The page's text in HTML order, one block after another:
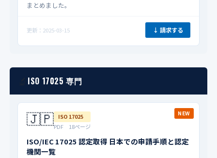
まとめました。
更新：2025-03-15 ↓ 請求する
ISO 17025 専門
NEW
🇯🇵 ISO 17025
PDF 18ページ
ISO/IEC 17025 認定取得 日本での申請手順と認定
機関一覧